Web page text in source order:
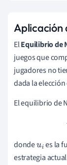
Aplicación
ElEquilibrio de
juegos que
jugadores no
dada la
El equilibrio de
dondeui es la
estrategia